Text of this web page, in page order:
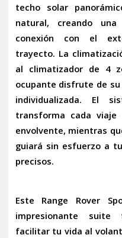
techo solar
natural, creando
conexión con el
trayecto. La
al climatizador de 4
ocupante disfrute de
individualizada. El
transforma cada viaje
envolvente, mientras
guiará sin esfuerzo a
precisos.
Este Range Rover
impresionante suite
facilitar tu vida al